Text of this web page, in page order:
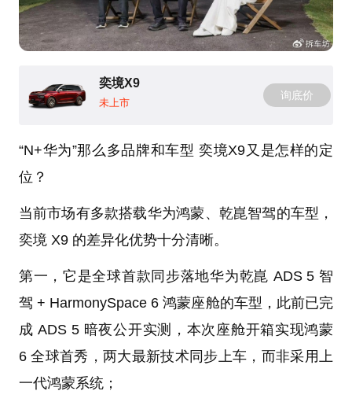
奕境X9
未上市
询底价
“N+华为”那么多品牌和车型 奕境X9又是怎样的定
位？
当前市场有多款搭载华为鸿蒙、乾崑智驾的车型，
奕境 X9 的差异化优势十分清晰。
第一，它是全球首款同步落地华为乾崑 ADS 5 智
驾 + HarmonySpace 6 鸿蒙座舱的车型，此前已完
成 ADS 5 暗夜公开实测，本次座舱开箱实现鸿蒙
6 全球首秀，两大最新技术同步上车，而非采用上
一代鸿蒙系统；